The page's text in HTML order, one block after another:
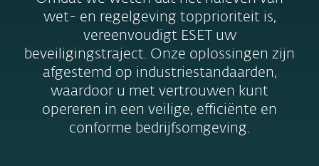
wet- en regelgeving topprioriteit is,
vereenvoudigt ESET uw
beveiligingstraject. Onze oplossingen zijn
afgestemd op industriestandaarden,
waardoor u met vertrouwen kunt
opereren in een veilige, efficiënte en
conforme bedrijfsomgeving.